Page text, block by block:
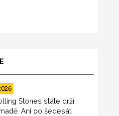
Stones stále drží
Ani po šedesáti